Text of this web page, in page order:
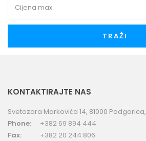
TRAŽI
KONTAKTIRAJTE NAS
Svetozara Markovića 14, 81000
Phone:
+382 69 894 444
Fax:
+382 20 244 806